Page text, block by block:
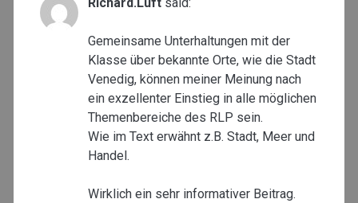
Richard.Luft said:
Gemeinsame Unterhaltungen mit der
Klasse über bekannte Orte, wie die Stadt
Venedig, können meiner Meinung nach
ein exzellenter Einstieg in alle möglichen
Themenbereiche des RLP sein.
Wie im Text erwähnt z.B. Stadt, Meer und
Handel.
Wirklich ein sehr informativer Beitrag.